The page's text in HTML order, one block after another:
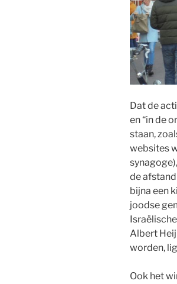
Dat de
en “in de
staan,
websites
de
bijna een
joodse
Albert
worden,
Ook het